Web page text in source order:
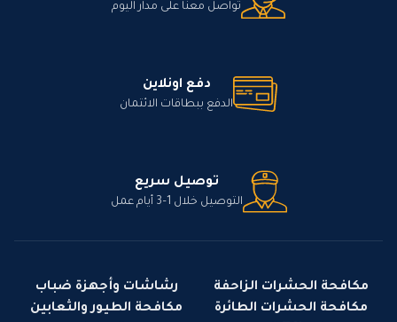
تواصل معنا على مدار اليوم
دفع اونلاين
الدفع ببطاقات الائتمان
توصيل سريع
التوصيل خلال 1–3 أيام عمل
مكافحة الحشرات الزاحفة
مكافحة الحشرات الطائرة
رشاشات وأجهزة ضباب
مكافحة الطيور والثعابين